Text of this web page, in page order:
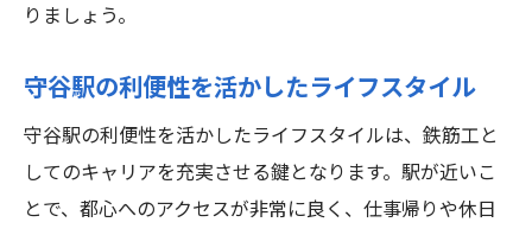
りましょう。
守谷駅の利便性を活かしたライフスタイル
守谷駅の利便性を活かしたライフスタイルは、鉄筋工と
してのキャリアを充実させる鍵となります。駅が近いこ
とで、都心へのアクセスが非常に良く、仕事帰りや休日